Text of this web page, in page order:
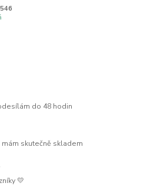
do 48 hodin
skutečně skladem
💛